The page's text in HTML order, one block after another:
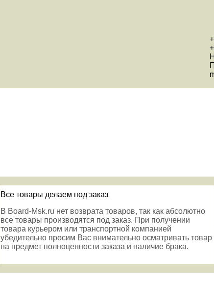
Все товары делаем под заказ
В Board-Msk.ru нет возврата товаров, так как абсолютно
все товары производятся под заказ. При получении
товара курьером или транспортной компанией
убедительно просим Вас внимательно осматривать товар
на предмет полноценности заказа и наличие брака.